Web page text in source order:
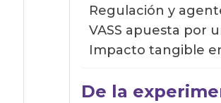
Regulación y
VASS apuesta por
Impacto tangible
De la